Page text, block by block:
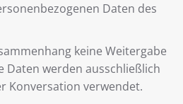
Daten des
keine Weitergabe
Daten werden ausschließlich
Konversation verwendet.